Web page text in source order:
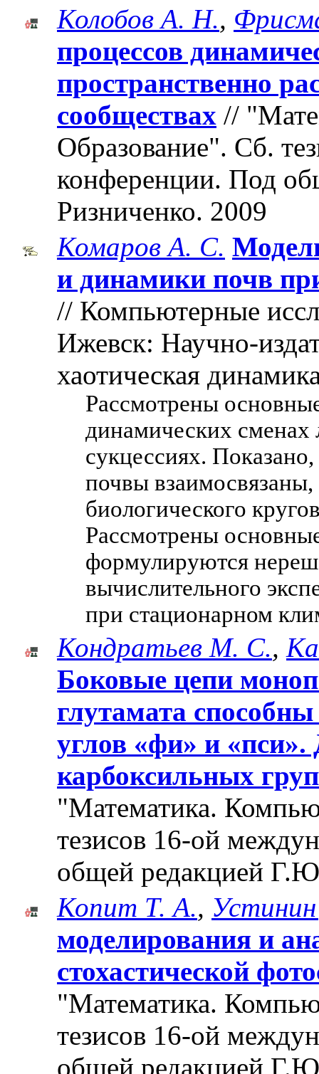
Колобов А. Н.,
процессов
пространственно
сообществах //
Образование". Cб.
конференции. Под
Ризниченко. 2009
Комаров А. С.
и динамики почв
// Компьютерные
Ижевск: Научно-
хаотическая
Рассмотрены
динамических сменах
сукцессиях.
почвы
биологического
Рассмотрены
формулируются
вычислительного
при стационарном
Кондратьев М. С.,
Боковые цепи
глутамата
углов «фи» и «пси».
карбоксильных
"Математика.
тезисов 16-ой
общей редакцией
Копит Т. А.,
моделирования и
стохастической
"Математика.
тезисов 16-ой
общей редакцией